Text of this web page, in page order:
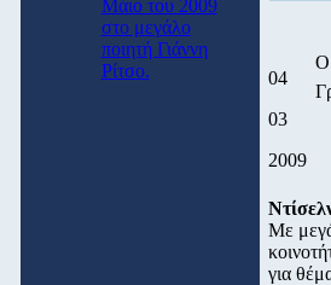
Μάιο του 2009
στο μεγάλο
ποιητή Γιάννη
Ρίτσο.
04
03
2009
Ο
Με
για